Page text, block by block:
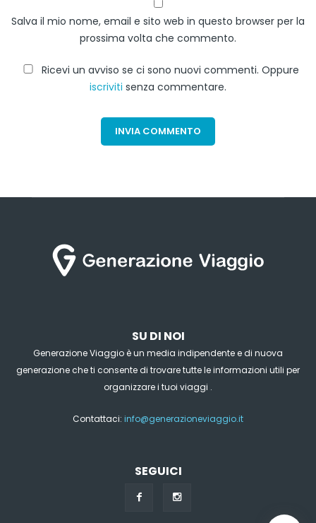
Salva il mio nome, email e sito web in questo browser per la
prossima volta che commento.
Ricevi un avviso se ci sono nuovi commenti. Oppure
iscriviti senza commentare.
SU DI NOI
Generazione Viaggio è un media indipendente e di nuova
generazione che ti consente di trovare tutte le informazioni utili per
organizzare i tuoi viaggi .
Contattaci: info@generazioneviaggio.it
SEGUICI